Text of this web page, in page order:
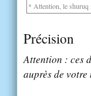
* Attention, le shuruq
Précision
Attention : ces
auprès de